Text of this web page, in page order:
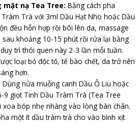
mặt nạ Tea Tree: Bằng cách pha
Trà với 3ml Dầu Hạt Nho hoặc Dầu
đều hỗn hợp rồi bôi lên da, massage
khoảng 10-15 phút rồi rửa lại bằng
trì thói quen này 2-3 lần mỗi tuần.
loại bỏ độc tố, tế bào chết, da trở nên
hơn.
Dùng nửa muỗng canh Dầu Ô Liu hoặc
9 giọt Tinh Dầu Tràm Trà (Tea Tree
xoa bóp nhẹ nhàng vào lòng bàn chân.
một ít dầu tràm trà cho vào bình xịt